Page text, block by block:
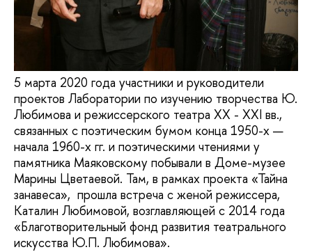
5 марта 2020 года участники и руководители
проектов Лаборатории по изучению творчества Ю.
Любимова и режиссерского театра XX - XXI вв.,
связанных с поэтическим бумом конца 1950-х —
начала 1960-х гг. и поэтическими чтениями у
памятника Маяковскому побывали в Доме-музее
Марины Цветаевой. Там, в рамках проекта «Тайна
занавеса», прошла встреча с женой режиссера,
Каталин Любимовой, возглавляющей с 2014 года
«Благотворительный фонд развития театрального
искусства Ю.П. Любимова».